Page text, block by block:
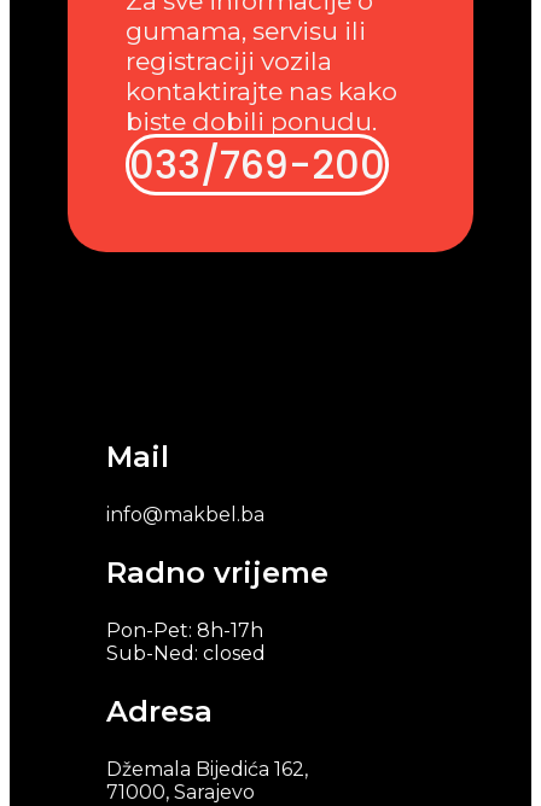
Mail
info@makbel.ba
Radno vrijeme
Pon-Pet: 8h-17h
Sub-Ned: closed
Adresa
Džemala Bijedića 162,
71000, Sarajevo
gumama, servisu ili
registraciji vozila
kontaktirajte nas kako
biste dobili ponudu.
033/769-200